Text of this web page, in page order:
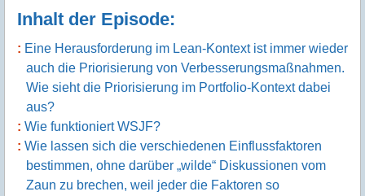
Inhalt der Episode:
Eine Herausforderung im Lean-Kontext ist immer wieder
auch die Priorisierung von Verbesserungsmaßnahmen.
Wie sieht die Priorisierung im Portfolio-Kontext dabei
aus?
Wie funktioniert WSJF?
Wie lassen sich die verschiedenen Einflussfaktoren
bestimmen, ohne darüber „wilde“ Diskussionen vom
Zaun zu brechen, weil jeder die Faktoren so